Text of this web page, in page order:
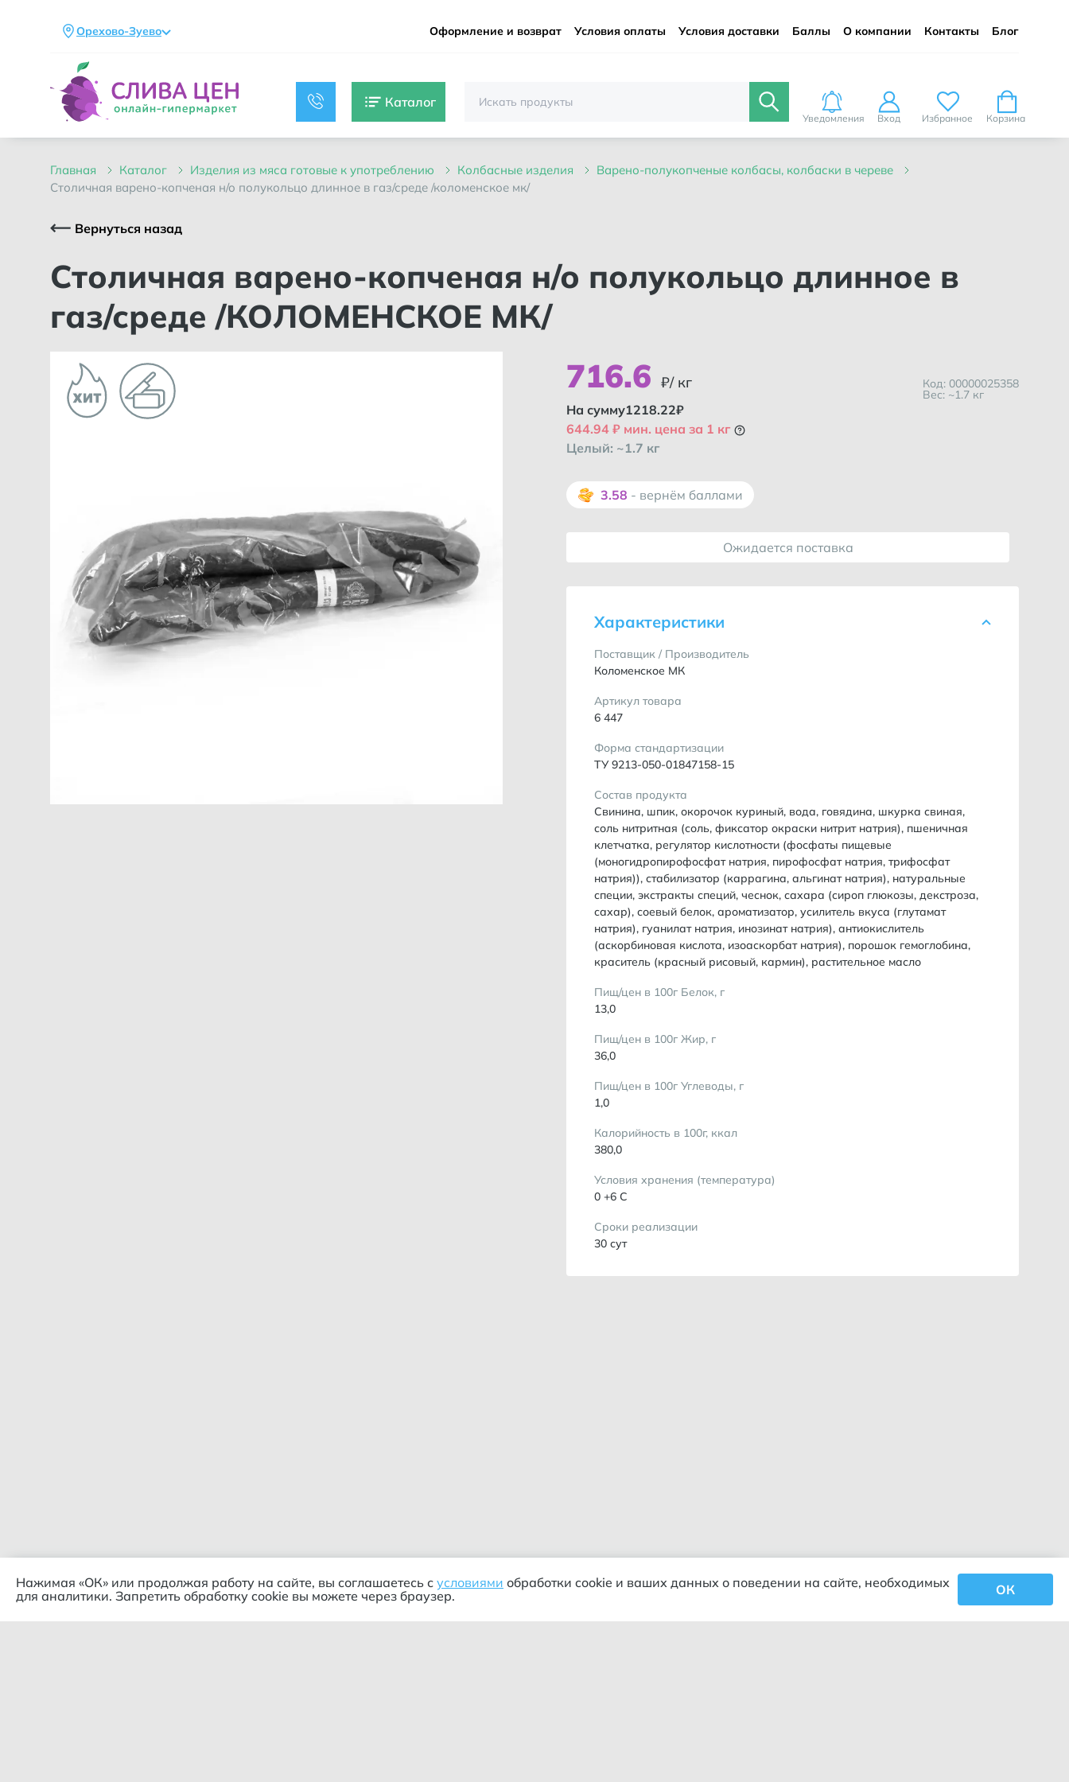
Орехово-Зуево Оформление и возврат Условия оплаты Условия доставки Баллы О компании Контакты Блог
Каталог
Уведомления Вход Избранное Корзина
главная каталог изделия из мяса готовые к употреблению колбасные изделия
варено-полукопченые колбасы, колбаски в череве
столичная варено-копченая н/о полукольцо длинное в газ/среде /коломенское мк/
Вернуться назад
Столичная варено-копченая н/о полукольцо длинное в
газ/среде /КОЛОМЕНСКОЕ МК/
716.6 ₽/ кг Код: 00000025358
Вес: ~1.7 кг
На сумму1218.22₽
644.94 ₽ мин. цена за 1 кг
Целый: ~1.7 кг
3.58 - вернём баллами
Ожидается поставка
Характеристики
Поставщик / Производитель
Коломенское МК
Артикул товара
6 447
Форма стандартизации
ТУ 9213-050-01847158-15
Состав продукта
Свинина, шпик, окорочок куриный, вода, говядина, шкурка свиная,
соль нитритная (соль, фиксатор окраски нитрит натрия), пшеничная
клетчатка, регулятор кислотности (фосфаты пищевые
(моногидропирофосфат натрия, пирофосфат натрия, трифосфат
натрия)), стабилизатор (каррагина, альгинат натрия), натуральные
специи, экстракты специй, чеснок, сахара (сироп глюкозы, декстроза,
сахар), соевый белок, ароматизатор, усилитель вкуса (глутамат
натрия), гуанилат натрия, инозинат натрия), антиокислитель
(аскорбиновая кислота, изоаскорбат натрия), порошок гемоглобина,
краситель (красный рисовый, кармин), растительное масло
Пищ/цен в 100г Белок, г
13,0
Пищ/цен в 100г Жир, г
36,0
Пищ/цен в 100г Углеводы, г
1,0
Калорийность в 100г, ккал
380,0
Условия хранения (температура)
0 +6 С
Сроки реализации
30 сут
Нажимая «ОК» или продолжая работу на сайте, вы соглашаетесь с условиями обработки cookie и ваших данных о поведении на сайте, необходимых
для аналитики. Запретить обработку cookie вы можете через браузер.
ОК